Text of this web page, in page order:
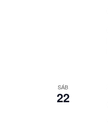
SÁB
22